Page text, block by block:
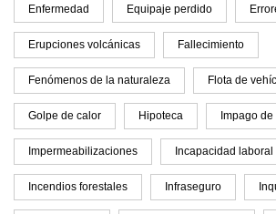
Enfermedad Equipaje perdido
Erupciones volcánicas Fallecimiento
Fenómenos de la naturaleza Flota de
Golpe de calor Hipoteca Impago
Impermeabilizaciones Incapacidad
Incendios forestales Infraseguro